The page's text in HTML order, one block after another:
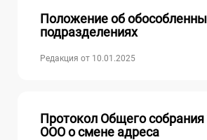
Положение об
подразделениях
Редакция от 10.01.2025
Протокол Общего собрания
ООО о смене адреса